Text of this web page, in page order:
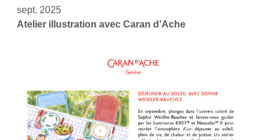
sept. 2025
Atelier illustration avec Caran d’Ache